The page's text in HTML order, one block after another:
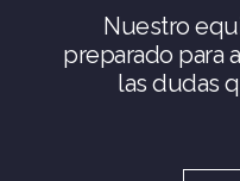
Nuestro
preparado para
las dudas